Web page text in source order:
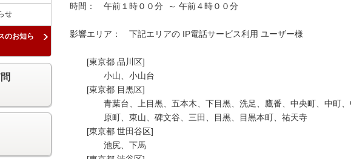
時間：　午前１時００分  ～ 午前４時００分
影響エリア：　下記エリアの IP電話サービス利用 ユーザー様
[東京都 品川区]
小山、小山台
[東京都 目黒区]
青葉台、上目黒、五本木、下目黒、洗足、鷹番、中央町、中町、
原町、東山、碑文谷、三田、目黒、目黒本町、祐天寺
[東京都 世田谷区]
池尻、下馬
せ
のお知ら